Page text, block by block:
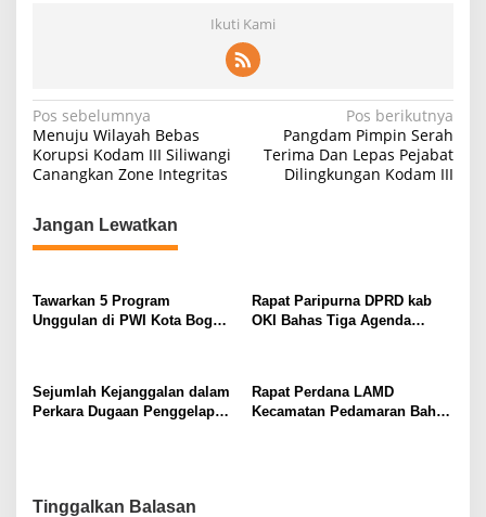
Ikuti Kami
N
a
v
i
g
s
i
o
s
Pos sebelumnya
Menuju Wilayah Bebas
Korupsi Kodam III Siliwangi
Canangkan Zone Integritas
Pos berikutnya
Pangdam Pimpin Serah
Terima Dan Lepas Pejabat
Dilingkungan Kodam III
Jangan Lewatkan
Tawarkan 5 Program
Unggulan di PWI Kota Bogor,
Rapat Paripurna DPRD kab
OKI Bahas Tiga Agenda
Sejumlah Kejanggalan dalam
Perkara Dugaan Penggelapan
Rapat Perdana LAMD
Kecamatan Pedamaran Bahas
Tinggalkan Balasan